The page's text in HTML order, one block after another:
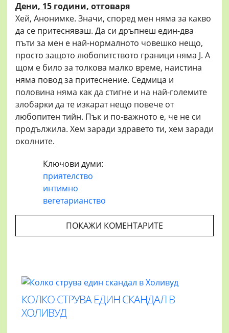
Дени, 15 години, отговаря
Хей, Анонимке. Значи, според мен няма за какво
да се притесняваш. Да си дръпнеш един-два
пъти за мен е най-нормалното човешко нещо,
просто защото любопитството граници няма J. А
щом е било за толкова малко време, наистина
няма повод за притеснение. Седмица и
половина няма как да стигне и на най-големите
злобарки да те изкарат нещо повече от
любопитен тийн. Пък и по-важното е, че не си
продължила. Хем заради здравето ти, хем заради
околните.
Ключови думи:
приятелство
интимно
вегетарианство
ПОКАЖИ КОМЕНТАРИТЕ
КОЛКО СТРУВА ЕДИН СКАНДАЛ В
ХОЛИВУД